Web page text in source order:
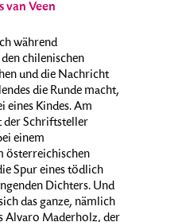
van Veen
während
chilenischen
und die Nachricht
die Runde macht,
eines Kindes. Am
der Schriftsteller
einem
österreichischen
Spur eines tödlich
Dichters. Und
das ganze, nämlich
Alvaro Maderholz, der